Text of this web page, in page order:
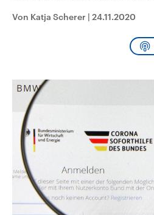
und Hintergründe zu den Parteien
und Kandidaten der anstehenden
Sendungen Programm
Von Katja Scherer | 24.11.2020